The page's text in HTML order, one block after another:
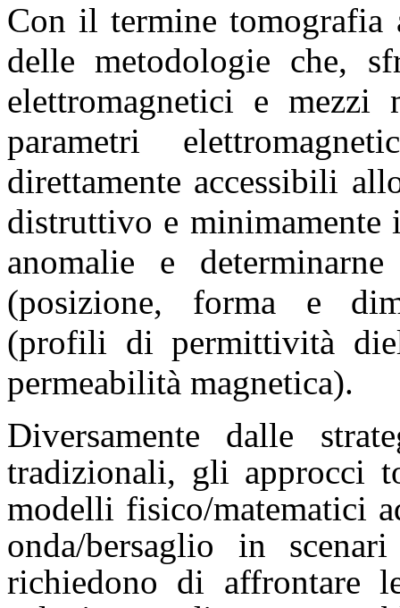
Con il termine tomografia
delle metodologie che,
elettromagnetici e
parametri
direttamente accessibili
distruttivo e minimamente
anomalie e
(posizione, forma e
(profili di permittività
permeabilità magnetica).
Diversamente dalle
tradizionali, gli approcci
modelli fisico/matematici
onda/bersaglio in
richiedono di affrontare